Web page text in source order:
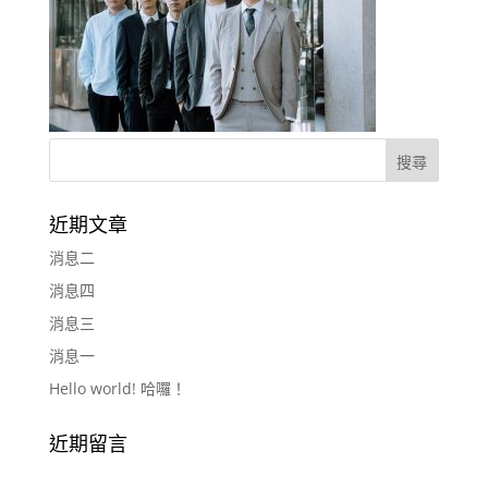
近期文章
消息二
消息四
消息三
消息一
Hello world! 哈囉！
近期留言